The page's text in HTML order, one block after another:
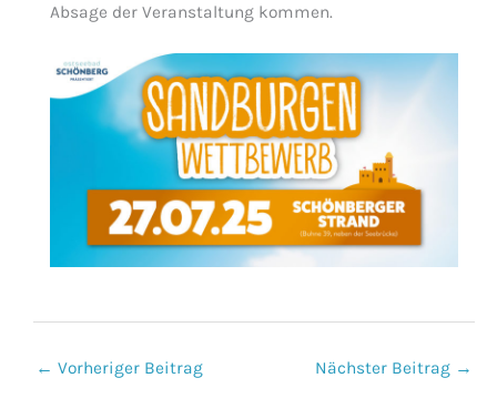
Absage der Veranstaltung kommen.
← Vorheriger Beitrag Nächster Beitrag →